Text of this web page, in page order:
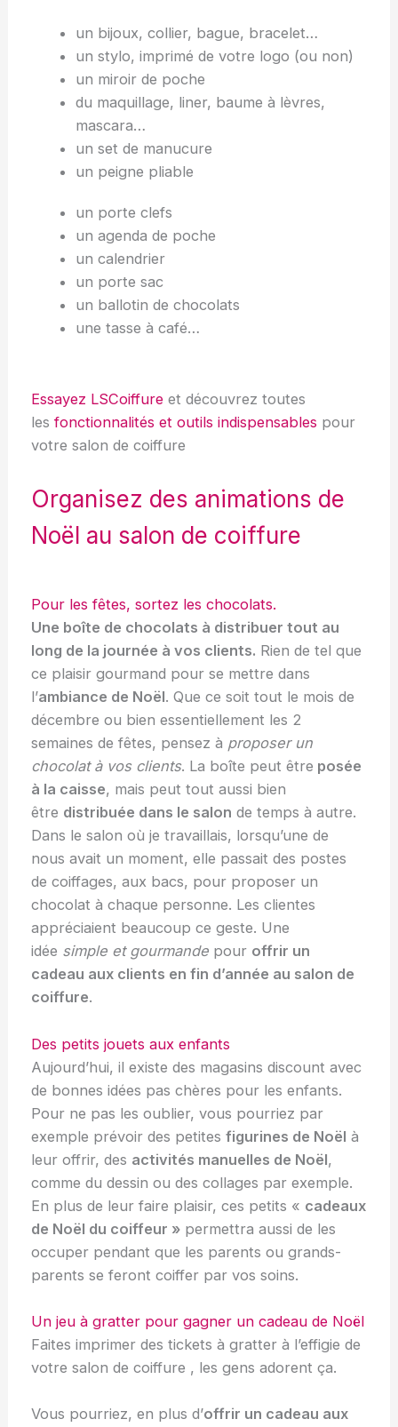
un bijoux, collier, bague, bracelet…
un stylo, imprimé de votre logo (ou non)
un miroir de poche
du maquillage, liner, baume à lèvres,
mascara…
un set de manucure
un peigne pliable
un porte clefs
un agenda de poche
un calendrier
un porte sac
un ballotin de chocolats
une tasse à café…
Essayez LSCoiffure et découvrez toutes
lesfonctionnalités et outils indispensables pour
votre salon de coiffure
Organisez des animations de
Noël au salon de coiffure
Pour les fêtes, sortez les chocolats.
Une boîte de chocolats à distribuer tout au
long de la journée à vos clients. Rien de tel que
ce plaisir gourmand pour se mettre dans
l’ambiance de Noël. Que ce soit tout le mois de
décembre ou bien essentiellement les 2
semaines de fêtes, pensez à proposer un
chocolat à vos clients. La boîte peut être posée
à la caisse, mais peut tout aussi bien
être distribuée dans le salon de temps à autre.
Dans le salon où je travaillais, lorsqu’une de
nous avait un moment, elle passait des postes
de coiffages, aux bacs, pour proposer un
chocolat à chaque personne. Les clientes
appréciaient beaucoup ce geste. Une
idée simple et gourmande pour offrir un
cadeau aux clients en fin d’année au salon de
coiffure.
Des petits jouets aux enfants
Aujourd’hui, il existe des magasins discount avec
de bonnes idées pas chères pour les enfants.
Pour ne pas les oublier, vous pourriez par
exemple prévoir des petitesfigurines de Noël à
leur offrir, des activités manuelles de Noël,
comme du dessin ou des collages par exemple.
En plus de leur faire plaisir, ces petits « cadeaux
de Noël du coiffeur » permettra aussi de les
occuper pendant que les parents ou grands-
parents se feront coiffer par vos soins.
Un jeu à gratter pour gagner un cadeau de Noël
Faites imprimer des tickets à gratter à l’effigie de
votre salon de coiffure , les gens adorent ça.
Vous pourriez, en plus d’offrir un cadeau aux